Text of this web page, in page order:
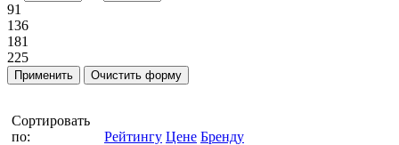
91
136
181
225
Сортировать
по:
Рейтингу Цене Бренду